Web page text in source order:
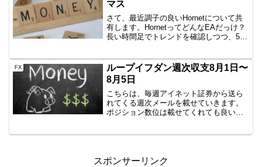
マス
さて、最近調子の良いHornetについて共
有します。HornetってどんなEAだっけ？
長い時間足でトレンドを確認しつつ、5分
ド法というか、誰に取っても本当に王道
のトレ...
FX
ループイフダン週次収支8月1日〜
8月5日
こちらは、毎週アイネット証券から送ら
れてくる週次メールを載せていきます。
ポジション数位は載せてくれても良い気
スポンサーリンク